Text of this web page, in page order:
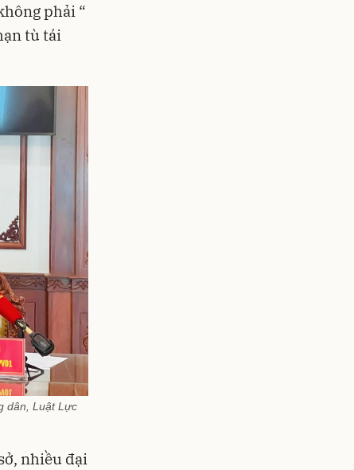
phải “
tù tái
dân, Luật Lực
nhiều đại